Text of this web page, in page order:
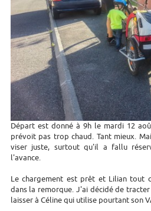
Départ est donné à 9h le mardi 12
prévoit pas trop chaud. Tant mieux.
viser juste, surtout qu'il a fallu
l'avance.
Le chargement est prêt et Lilian tout
dans la remorque. J'ai décidé de
laisser à Céline qui utilise pourtant son